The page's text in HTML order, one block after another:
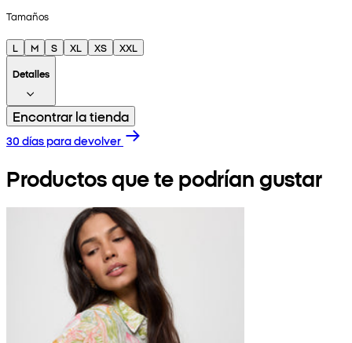
Tamaños
L M S XL XS
XXL
Detalles
Encontrar la tienda
30 días para devolver
Productos que te podrían gustar